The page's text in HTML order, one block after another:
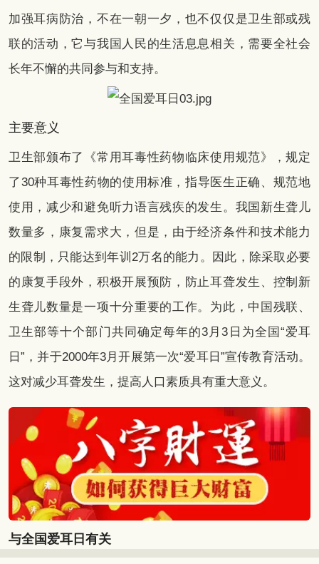
加强耳病防治，不在一朝一夕，也不仅仅是卫生部或残
联的活动，它与我国人民的生活息息相关，需要全社会
长年不懈的共同参与和支持。
主要意义
卫生部颁布了《常用耳毒性药物临床使用规范》，规定
了30种耳毒性药物的使用标准，指导医生正确、规范地
使用，减少和避免听力语言残疾的发生。我国新生聋儿
数量多，康复需求大，但是，由于经济条件和技术能力
的限制，只能达到年训2万名的能力。因此，除采取必要
的康复手段外，积极开展预防，防止耳聋发生、控制新
生聋儿数量是一项十分重要的工作。为此，中国残联、
卫生部等十个部门共同确定每年的3月3日为全国“爱耳
日”，并于2000年3月开展第一次“爱耳日”宣传教育活动。
这对减少耳聋发生，提高人口素质具有重大意义。
与全国爱耳日有关